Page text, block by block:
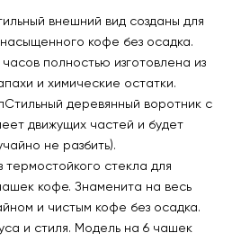
внешний вид созданы для
насыщенного кофе без осадка.
полностью изготовлена из
и химические остатки.
деревянный воротник с
движущих частей и будет
не разбить).
стекла для
кофе. Знаменита на весь
и чистым кофе без осадка.
и стиля. Модель на 6 чашек